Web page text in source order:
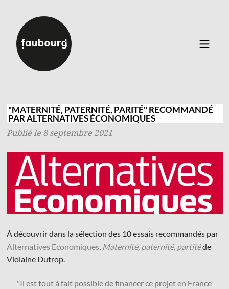
Auteurs
Événements
À propos
Connexion Inscription
"MATERNITÉ, PATERNITÉ, PARITÉ" RECOMMANDÉ
PAR ALTERNATIVES ÉCONOMIQUES
Publié le 8 septembre 2021
À découvrir dans la sélection des 10 essais recommandés par
Alternatives Economiques, Maternité, paternité, partitéde
Violaine Dutrop.
"Il est tout à fait possible de financer ce projet en France